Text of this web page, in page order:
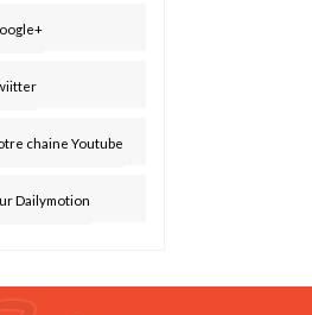
chaine Youtube
Dailymotion